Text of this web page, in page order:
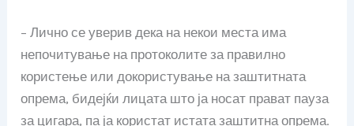
– Лично се уверив дека на некои места има
непочитување на протоколите за правилно
користење или докористување на заштитната
опрема, бидејќи лицата што ја носат прават пауза
за цигара, па ја користат истата заштитна опрема.